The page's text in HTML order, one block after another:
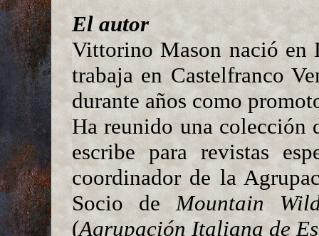
El autor
Vittorino Mason nació en
trabaja en Castelfranco
durante años como
Ha reunido una colección
escribe para revistas
coordinador de la
Socio deMountain
(Agrupación Italiana de